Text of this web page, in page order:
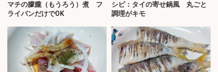
マチの朦朧（もうろう）煮 フ
ライパンだけでOK
シピ：タイの寄せ鍋風 丸ごと
調理がキモ